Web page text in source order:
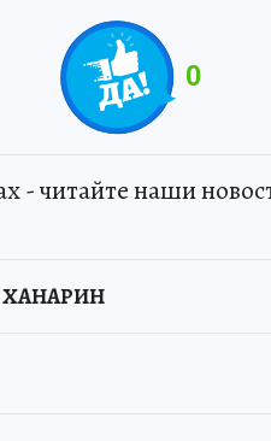
0
- читайте наши
ХАНАРИН